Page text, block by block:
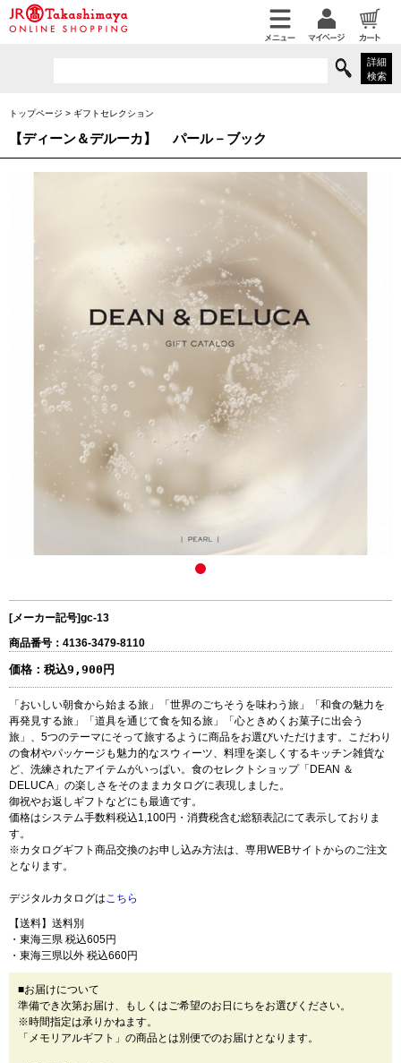
詳細
検索
トップページ > ギフトセレクション
【ディーン＆デルーカ】パール－ブック
[メーカー記号]gc-13
商品番号：4136-3479-8110
価格： 税込9,900円
「おいしい朝食から始まる旅」「世界のごちそうを味わう旅」「和食の魅力を
再発見する旅」「道具を通じて食を知る旅」「心ときめくお菓子に出会う
旅」、5つのテーマにそって旅するように商品をお選びいただけます。こだわり
の食材やパッケージも魅力的なスウィーツ、料理を楽しくするキッチン雑貨な
ど、洗練されたアイテムがいっぱい。食のセレクトショップ「DEAN ＆
DELUCA」の楽しさをそのままカタログに表現しました。
御祝やお返しギフトなどにも最適です。
価格はシステム手数料税込1,100円・消費税含む総額表記にて表示しておりま
す。
※カタログギフト商品交換のお申し込み方法は、専用WEBサイトからのご注文
となります。
デジタルカタログはこちら
【送料】送料別
・東海三県 税込605円
・東海三県以外 税込660円
■お届けについて
準備でき次第お届け、もしくはご希望のお日にちをお選びください。
※時間指定は承りかねます。
「メモリアルギフト」の商品とは別便でのお届けとなります。